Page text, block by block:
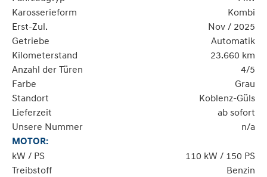
Karosserieform
Kombi
Erst-Zul.
Nov / 2025
Getriebe
Automatik
Kilometerstand
23.660 km
Anzahl der Türen
4/5
Farbe
Grau
Standort
Koblenz-Güls
Lieferzeit
ab sofort
Unsere Nummer
n/a
MOTOR:
kW / PS
110 kW / 150 PS
Treibstoff
Benzin